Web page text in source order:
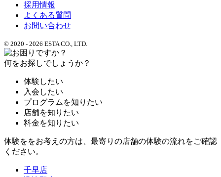
採用情報
よくある質問
お問い合わせ
© 2020 - 2026 ESTA CO., LTD.
何をお探しでしょうか？
体験したい
入会したい
プログラムを知りたい
店舗を知りたい
料金を知りたい
体験ををお考えの方は、最寄りの店舗の体験の流れをご確認
ください。
千早店